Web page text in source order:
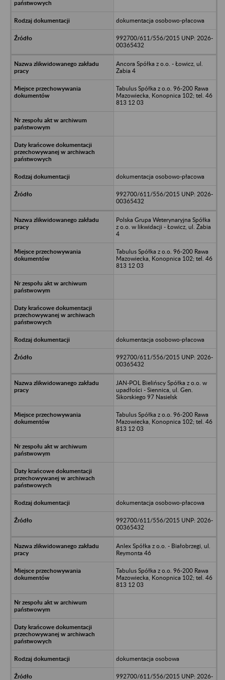
dokumentacja osobowo-płacowa
992700/611/556/2015 UNP: 2026-
00365432
Ancora Spółka z o.o. - Łowicz, ul.
Żabia 4
Tabulus Spółka z o.o. 96-200 Rawa
Mazowiecka, Konopnica 102; tel. 46
813 12 03
dokumentacja osobowo-płacowa
992700/611/556/2015 UNP: 2026-
00365432
Polska Grupa Weterynaryjna Spółka
z o.o. w likwidacji - Łowicz, ul. Żabia
4
Tabulus Spółka z o.o. 96-200 Rawa
Mazowiecka, Konopnica 102; tel. 46
813 12 03
dokumentacja osobowo-płacowa
992700/611/556/2015 UNP: 2026-
00365432
JAN-POL Bielińscy Spółka z o.o. w
upadłości - Siennica, ul. Gen.
Sikorskiego 97 Nasielsk
Tabulus Spółka z o.o. 96-200 Rawa
Mazowiecka, Konopnica 102; tel. 46
813 12 03
dokumentacja osobowo-płacowa
992700/611/556/2015 UNP: 2026-
00365432
Anlex Spółka z o.o. - Białobrzegi, ul.
Reymonta 46
Tabulus Spółka z o.o. 96-200 Rawa
Mazowiecka, Konopnica 102; tel. 46
813 12 03
dokumentacja osobowa
992700/611/556/2015 UNP: 2026-